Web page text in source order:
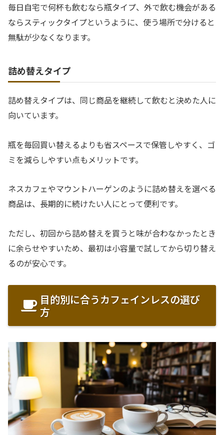
毎日自宅で何杯も飲むなら瓶タイプ、外で飲む機会がある
ならスティックタイプというように、使う場所で分けると
無駄が少なくなります。
詰め替えタイプ
詰め替えタイプは、同じ商品を継続して飲むと決めた人に
向いています。
瓶を毎回買い替えるよりも省スペースで保管しやすく、ゴ
ミを減らしやすい点もメリットです。
ネスカフェやマウントハーゲンのように詰め替えを選べる
商品は、長期的に続けたい人にとって便利です。
ただし、初回から詰め替えを買うと味が合わなかったとき
に余らせやすいため、最初は小容量で試してから切り替え
るのが安心です。
目的別に合うカフェインレスの選び
方